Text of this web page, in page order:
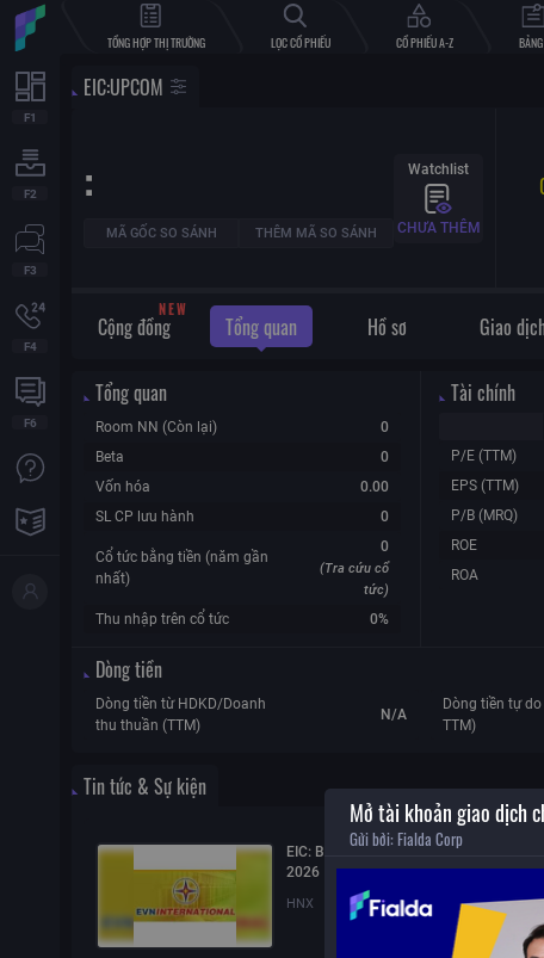
TỔNG HỢP THỊ TRƯỜNG LỌC CỔ PHIẾU CỔ PHIẾU A-Z
EIC:UPCOM
:
MÃ GỐC SO SÁNH THÊM MÃ SO SÁNH
Watchlist
CHƯA THÊM
NEW
Cộng đồng Tổng quan Hồ sơ Giao
Tổng quan
Room NN (Còn lại)
0
Beta
0
Vốn hóa
0.00
SL CP lưu hành
0
Cổ tức bằng tiền (năm gần
nhất)
0
(Tra cứu cổ
tức)
Thu nhập trên cổ tức 0%
Tài chính
P/E (TTM)
EPS (TTM)
P/B (MRQ)
ROE
ROA
Dòng tiền
Dòng tiền từ HDKD/Doanh
thu thuần (TTM)
N/A
Dòng tiền tự do
TTM)
Tin tức & Sự kiện
EIC: Báo cáo quản trị công ty bán niên
2026
HNX 03/08/2026 16:05
Mở tài khoản giao dịch
Gửi bởi: Fialda Corp